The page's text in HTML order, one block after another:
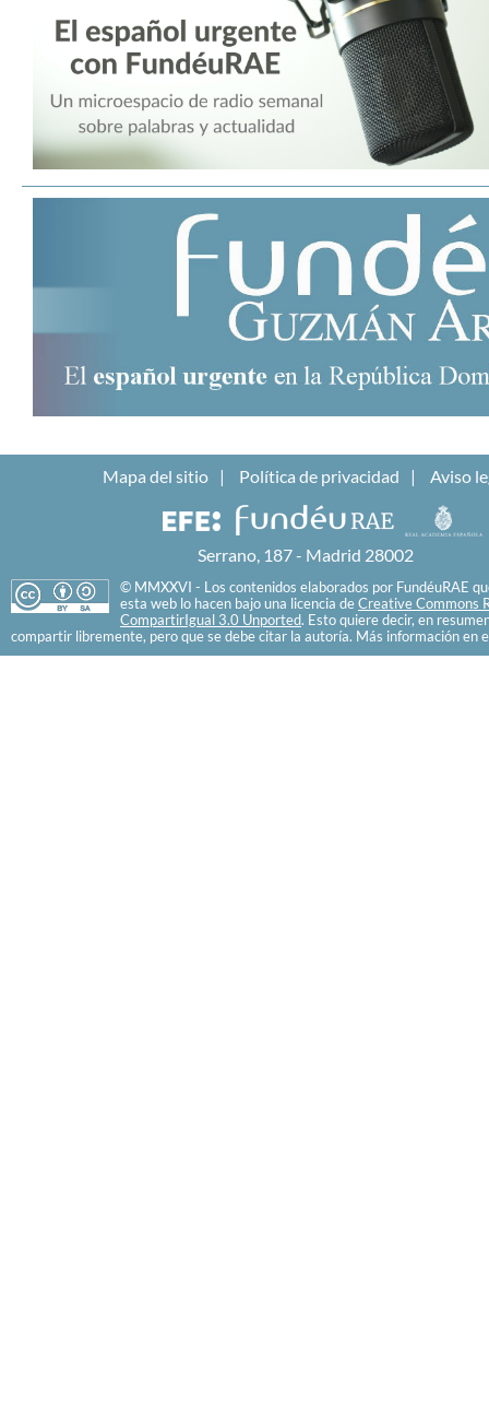
Mapa del sitio Política de privacidad Aviso
Serrano, 187 - Madrid 28002
© MMXXVI - Los contenidos elaborados por FundéuRAE
esta web lo hacen bajo una licencia de Creative Commons
CompartirIgual 3.0 Unported. Esto quiere decir, en
compartir libremente, pero que se debe citar la autoría. Más información en